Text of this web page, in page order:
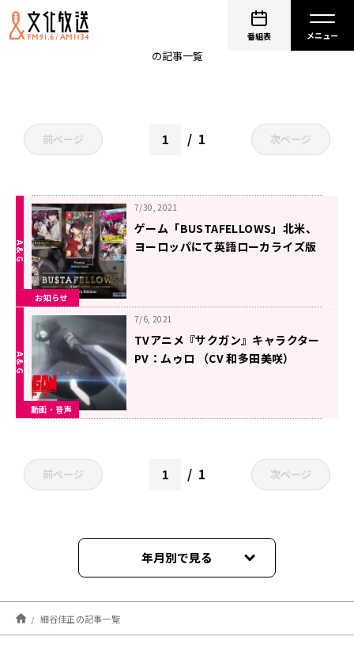
番組表
の記事一覧
前ページ 1 次ページ
お知らせ
7/30, 2021
ゲーム「BUSTAFELLOWS」北米、
ヨーロッパにて英語ローカライズ版
動画・音声
7/6, 2021
TVアニメ『サクガン』キャラクター
PV：ムゥロ （CV 和多田美咲）
前ページ 1 次ページ
年月別で見る
2026年05月
2026年04月
細谷佳正の記事一覧